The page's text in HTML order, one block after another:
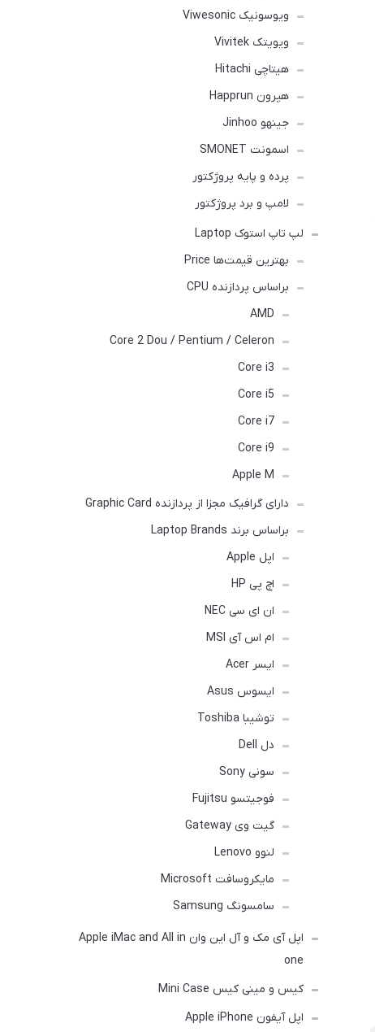
ویوسونیک Viwesonic
ویویتک Vivitek
هیتاچی Hitachi
هپرون Happrun
جینهو Jinhoo
اسمونت SMONET
پرده و پایه پروژکتور
لامپ و برد پروژکتور
لپ تاپ استوک Laptop
بهترین قیمت‌ها Price
براساس پردازنده CPU
AMD
Core 2 Dou / Pentium / Celeron
Core i3
Core i5
Core i7
Core i9
Apple M
دارای گرافیک مجزا از پردازنده Graphic Card
براساس برند Laptop Brands
اپل Apple
اچ پی HP
ان ای سی NEC
ام اس آی MSI
ایسر Acer
ایسوس Asus
توشیبا Toshiba
دل Dell
سونی Sony
فوجیتسو Fujitsu
گیت وی Gateway
لنوو Lenovo
مایکروسافت Microsoft
سامسونگ Samsung
اپل آی مک و آل این وان Apple iMac and All in
one
کیس و مینی کیس Mini Case
اپل آیفون Apple iPhone